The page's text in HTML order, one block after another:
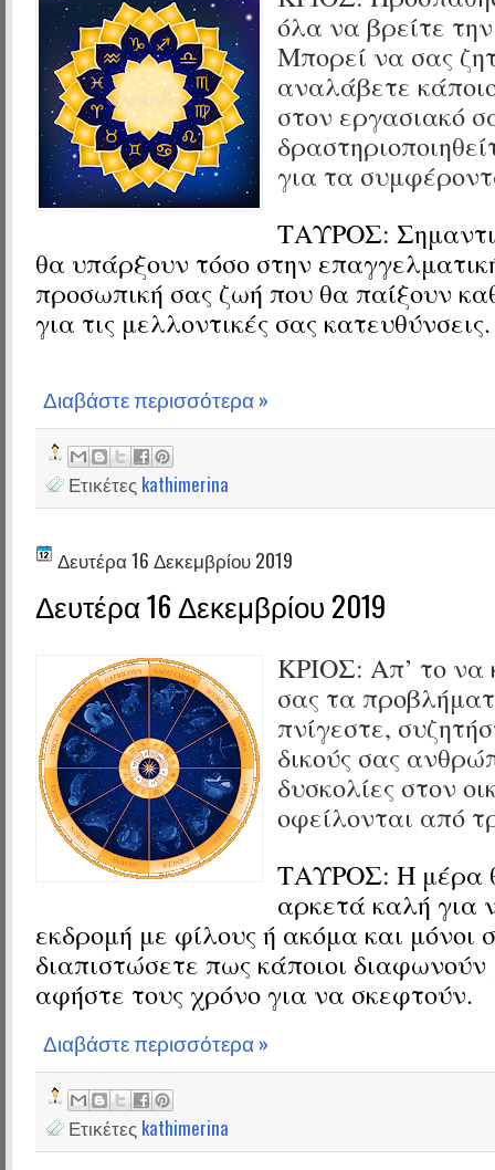
όλα να βρείτε
Μπορεί να σας
αναλάβετε
στον εργασιακό
για τα
ΤΑΥΡΟΣ:
θα υπάρξουν τόσο στην
προσωπική σας ζωή που θα παίξουν
για τις μελλοντικές σας κατευθύνσεις.
Διαβάστε περισσότερα »
Ετικέτες kathimerina
Δευτέρα 16 Δεκεμβρίου 2019
Δευτέρα 16 Δεκεμβρίου 2019
ΚΡΙΟΣ: Απ’ το να
σας τα
πνίγεστε,
δικούς σας
δυσκολίες στον
οφείλονται από
ΤΑΥΡΟΣ: Η μέρα
αρκετά καλή για
εκδρομή με φίλους ή ακόμα και μόνοι
διαπιστώσετε πως κάποιοι διαφωνούν
αφήστε τους χρόνο για να σκεφτούν.
Διαβάστε περισσότερα »
Ετικέτες kathimerina